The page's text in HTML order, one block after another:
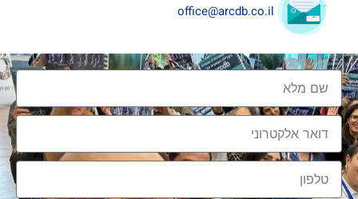
שיתופי פעולה בענף העיצוב והבניה
שיתופי פעולה בענף העיצוב והבניה הם מתכון הכרחי
office@arcdb.co.il